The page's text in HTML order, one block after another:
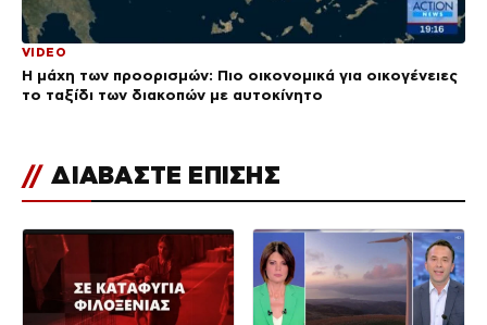
VIDEO
Η μάχη των προορισμών: Πιο οικονομικά για οικογένειες
το ταξίδι των διακοπών με αυτοκίνητο
// ΔΙΑΒΑΣΤΕ ΕΠΙΣΗΣ